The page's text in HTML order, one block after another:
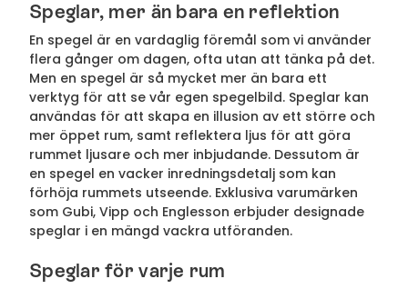
Speglar, mer än bara en reflektion
En spegel är en vardaglig föremål som vi använder
flera gånger om dagen, ofta utan att tänka på det.
Men en spegel är så mycket mer än bara ett
verktyg för att se vår egen spegelbild. Speglar kan
användas för att skapa en illusion av ett större och
mer öppet rum, samt reflektera ljus för att göra
rummet ljusare och mer inbjudande. Dessutom är
en spegel en vacker inredningsdetalj som kan
förhöja rummets utseende. Exklusiva varumärken
som Gubi, Vipp och Englesson erbjuder designade
speglar i en mängd vackra utföranden.
Speglar för varje rum